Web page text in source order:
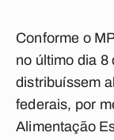
Conforme o
no último dia 8
distribuíssem
federais, por
Alimentação